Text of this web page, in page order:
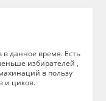
данное время. Есть
избирателей ,
в пользу
и циков.